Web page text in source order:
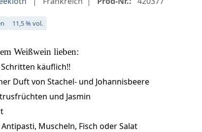
11,5 % vol.
Weißwein lieben:
käuflich!!
Duft von Stachel- und Johannisbeere
und Jasmin
Muscheln, Fisch oder Salat